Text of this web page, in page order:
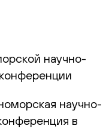
научно-
научно-
в